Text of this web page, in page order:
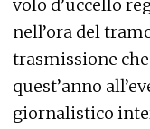
volo d’uccello
nell’ora del
trasmissione
quest’anno
giornalistico